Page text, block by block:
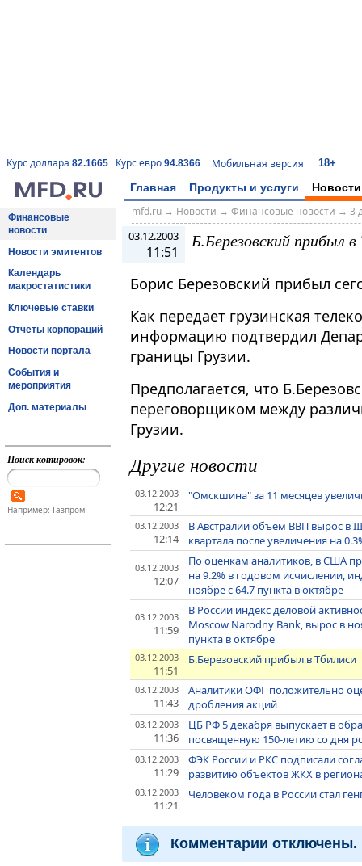
Курс доллара 82.1665 Курс евро 94.8366 Мобильная версия 18+
Главная Продукты и услуги Новости
Финансовые
новости
Новости эмитентов
Календарь
макростатистики
Ключевые ставки
Отчёты корпораций
Новости портала
События и
мероприятия
Доп. материалы
Поиск котировок:
Например: Газпром
mfd.ru→ Новости → Финансовые новости → 3
03.12.2003
11:51
Б.Березовский прибыл в
Борис Березовский прибыл
Как передает грузинская
информацию подтвердил
границы Грузии.
Предполагается, что
переговорщиком между
Грузии.
Другие новости
03.12.2003
12:21
"Омскшина" за 11 месяцев
03.12.2003
12:14
В Австралии объем ВВП вырос в
квартала после увеличения на
03.12.2003
12:07
По оценкам аналитиков, в США
на 9.2% в годовом исчислении,
ноябре с 64.7 пункта в октябре
03.12.2003
11:59
В России индекс деловой
Moscow Narodny Bank, вырос в
пункта в октябре
03.12.2003
11:51
Б.Березовский прибыл в Тбилиси
03.12.2003
11:43
Аналитики ОФГ положительно
дробления акций
03.12.2003
11:36
ЦБ РФ 5 декабря выпускает в
посвященную 150-летию со дня
03.12.2003
11:29
ФЭК России и РКС подписали
развитию объектов ЖКХ в
03.12.2003
11:21
Человеком года в России стал
Комментарии отключены.